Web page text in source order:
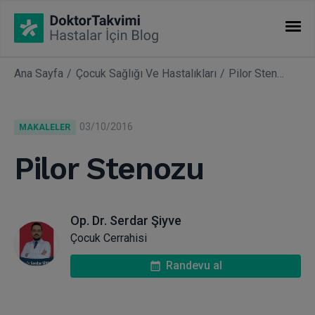
İHTISASLAR
Uzmanlıklar
Ana Sayfa Çocuk Sağlığı Ve Hastalıkları Pilor Stenozu
MAKALELER 03/10/2016
Pilor Stenozu
Op. Dr. Serdar Şiyve
Çocuk Cerrahisi
Randevu al